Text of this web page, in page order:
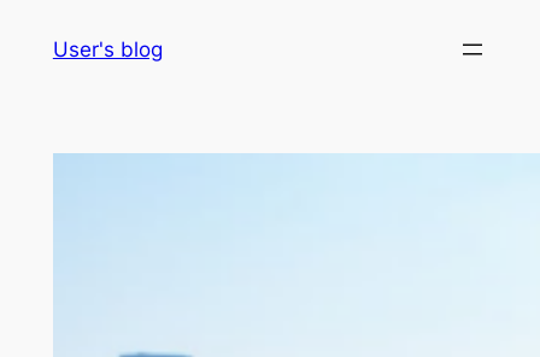
User's blog